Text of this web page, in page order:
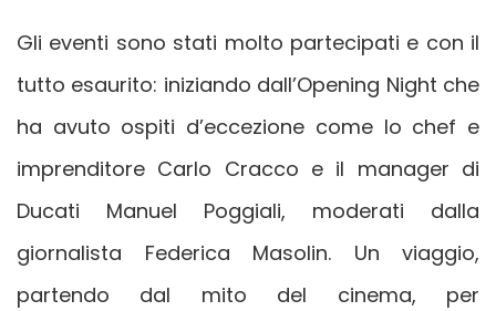
Gli eventi sono stati molto partecipati e con il
tutto esaurito: iniziando dall’Opening Night che
ha avuto ospiti d’eccezione come lo chef e
imprenditore Carlo Cracco e il manager di
Ducati Manuel Poggiali, moderati dalla
giornalista Federica Masolin. Un viaggio,
partendo dal mito del cinema, per